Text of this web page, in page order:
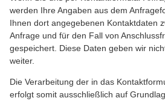
werden Ihre Angaben aus dem
Ihnen dort angegebenen Kontaktdaten
Anfrage und für den Fall von
gespeichert. Diese Daten geben wir
weiter.
Die Verarbeitung der in das
erfolgt somit ausschließlich auf